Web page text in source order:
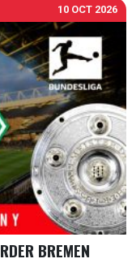
10 OCT 2026
BREMEN